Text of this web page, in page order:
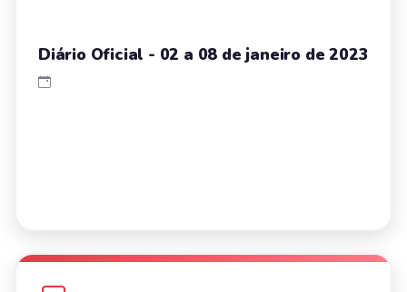
Diário Oficial - 02 a 08 de janeiro de 2023